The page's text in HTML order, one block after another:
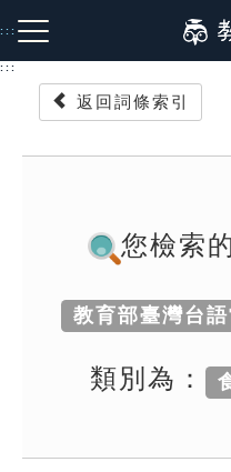
到
主
:::
生字詞彙表
成語故事
:::
返回詞條索引
您檢索
教育部臺灣台
類別為：